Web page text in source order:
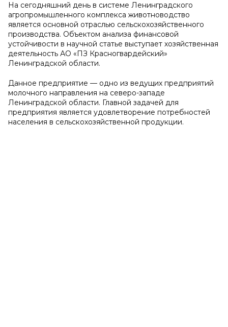
На сегодняшний день в системе Ленинградского
агропромышленного комплекса животноводство
является основной отраслью сельскохозяйственного
производства. Объектом анализа финансовой
устойчивости в научной статье выступает хозяйственная
деятельность АО «ПЗ Красногвардейский»
Ленинградской области.
Данное предприятие — одно из ведущих предприятий
молочного направления на северо-западе
Ленинградской области. Главной задачей для
предприятия является удовлетворение потребностей
населения в сельскохозяйственной продукции.